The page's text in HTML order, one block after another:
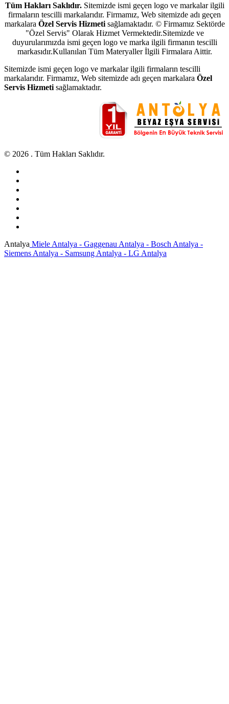
Tüm Hakları Saklıdır. Sitemizde ismi geçen logo ve markalar ilgili
firmaların tescilli markalarıdır. Firmamız, Web sitemizde adı geçen
markalara Özel Servis Hizmetisağlamaktadır. © Firmamız Sektörde
"Özel Servis" Olarak Hizmet Vermektedir.Sitemizde ve
duyurularımızda ismi geçen logo ve marka ilgili firmanın tescilli
markasıdır.Kullanılan Tüm Materyaller İlgili Firmalara Aittir.
Sitemizde ismi geçen logo ve markalar ilgili firmaların tescilli
markalarıdır. Firmamız, Web sitemizde adı geçen markalara Özel
Servis Hizmeti sağlamaktadır.
© 2026 . Tüm Hakları Saklıdır.
Antalya Miele Antalya - Gaggenau Antalya - Bosch Antalya -
Siemens Antalya - Samsung Antalya - LG Antalya